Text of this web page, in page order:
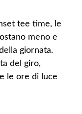
tee time, le
meno e
giornata.
del giro,
le ore di luce